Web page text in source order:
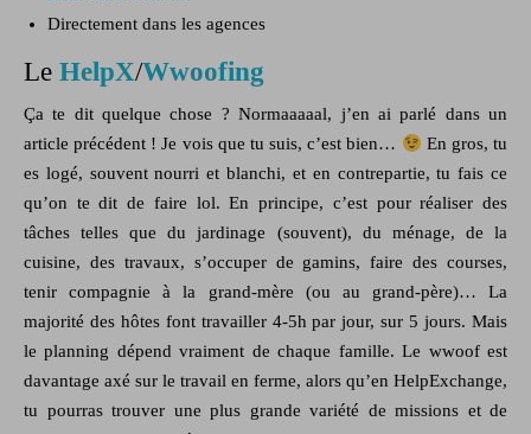
Directement dans les agences
Le HelpX/Wwoofing
Ça te dit quelque chose ? Normaaaaal, j’en ai parlé dans un
article précédent ! Je vois que tu suis, c’est bien…
En gros, tu
es logé, souvent nourri et blanchi, et en contrepartie, tu fais ce
qu’on te dit de faire lol. En principe, c’est pour réaliser des
tâches telles que du jardinage (souvent), du ménage, de la
cuisine, des travaux, s’occuper de gamins, faire des courses,
tenir compagnie à la grand-mère (ou au grand-père)… La
majorité des hôtes font travailler 4-5h par jour, sur 5 jours. Mais
le planning dépend vraiment de chaque famille. Le wwoof est
davantage axé sur le travail en ferme, alors qu’en HelpExchange,
tu pourras trouver une plus grande variété de missions et de